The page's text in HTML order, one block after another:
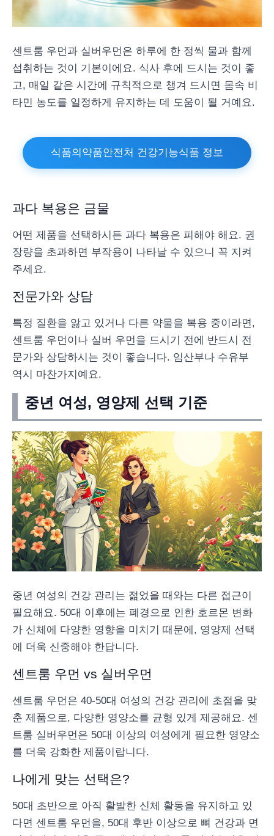
센트룸 우먼과 실버우먼은 하루에 한 정씩 물과 함께
섭취하는 것이 기본이에요. 식사 후에 드시는 것이 좋
고, 매일 같은 시간에 규칙적으로 챙겨 드시면 몸속 비
타민 농도를 일정하게 유지하는 데 도움이 될 거예요.
식품의약품안전처 건강기능식품 정보
과다 복용은 금물
어떤 제품을 선택하시든 과다 복용은 피해야 해요. 권
장량을 초과하면 부작용이 나타날 수 있으니 꼭 지켜
주세요.
전문가와 상담
특정 질환을 앓고 있거나 다른 약물을 복용 중이라면,
센트룸 우먼이나 실버 우먼을 드시기 전에 반드시 전
문가와 상담하시는 것이 좋습니다. 임산부나 수유부
역시 마찬가지예요.
중년 여성, 영양제 선택 기준
중년 여성의 건강 관리는 젊었을 때와는 다른 접근이
필요해요. 50대 이후에는 폐경으로 인한 호르몬 변화
가 신체에 다양한 영향을 미치기 때문에, 영양제 선택
에 더욱 신중해야 한답니다.
센트룸 우먼 vs 실버우먼
센트룸 우먼은 40-50대 여성의 건강 관리에 초점을 맞
춘 제품으로, 다양한 영양소를 균형 있게 제공해요. 센
트룸 실버우먼은 50대 이상의 여성에게 필요한 영양소
를 더욱 강화한 제품이랍니다.
나에게 맞는 선택은?
50대 초반으로 아직 활발한 신체 활동을 유지하고 있
다면 센트룸 우먼을, 50대 후반 이상으로 뼈 건강과 면